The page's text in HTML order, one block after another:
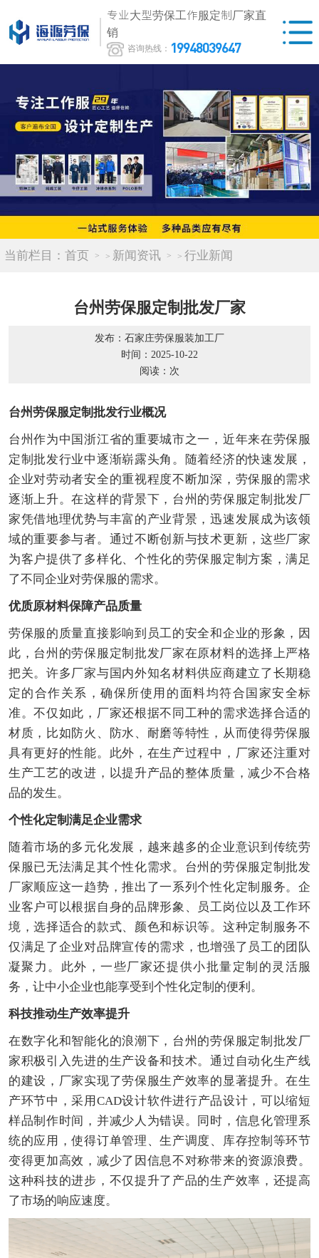
专业大型劳保工作服定制厂家直
销
咨询热线： 19948039647
当前栏目： 首页 > 新闻资讯 > 行业新闻
台州劳保服定制批发厂家
发布：石家庄劳保服装加工厂
时间：2025-10-22
阅读： 次
台州劳保服定制批发行业概况
台州作为中国浙江省的重要城市之一，近年来在劳保服
定制批发行业中逐渐崭露头角。随着经济的快速发展，
企业对劳动者安全的重视程度不断加深，劳保服的需求
逐渐上升。在这样的背景下，台州的劳保服定制批发厂
家凭借地理优势与丰富的产业背景，迅速发展成为该领
域的重要参与者。通过不断创新与技术更新，这些厂家
为客户提供了多样化、个性化的劳保服定制方案，满足
了不同企业对劳保服的需求。
优质原材料保障产品质量
劳保服的质量直接影响到员工的安全和企业的形象，因
此，台州的劳保服定制批发厂家在原材料的选择上严格
把关。许多厂家与国内外知名材料供应商建立了长期稳
定的合作关系，确保所使用的面料均符合国家安全标
准。不仅如此，厂家还根据不同工种的需求选择合适的
材质，比如防火、防水、耐磨等特性，从而使得劳保服
具有更好的性能。此外，在生产过程中，厂家还注重对
生产工艺的改进，以提升产品的整体质量，减少不合格
品的发生。
个性化定制满足企业需求
随着市场的多元化发展，越来越多的企业意识到传统劳
保服已无法满足其个性化需求。台州的劳保服定制批发
厂家顺应这一趋势，推出了一系列个性化定制服务。企
业客户可以根据自身的品牌形象、员工岗位以及工作环
境，选择适合的款式、颜色和标识等。这种定制服务不
仅满足了企业对品牌宣传的需求，也增强了员工的团队
凝聚力。此外，一些厂家还提供小批量定制的灵活服
务，让中小企业也能享受到个性化定制的便利。
科技推动生产效率提升
在数字化和智能化的浪潮下，台州的劳保服定制批发厂
家积极引入先进的生产设备和技术。通过自动化生产线
的建设，厂家实现了劳保服生产效率的显著提升。在生
产环节中，采用CAD设计软件进行产品设计，可以缩短
样品制作时间，并减少人为错误。同时，信息化管理系
统的应用，使得订单管理、生产调度、库存控制等环节
变得更加高效，减少了因信息不对称带来的资源浪费。
这种科技的进步，不仅提升了产品的生产效率，还提高
了市场的响应速度。